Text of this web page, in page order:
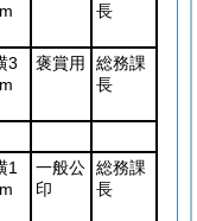
長
3
褒賞用
総務課
長
1
一般公
印
総務課
長